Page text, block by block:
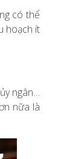
có thể
hoạch ít
ngân…
nữa là